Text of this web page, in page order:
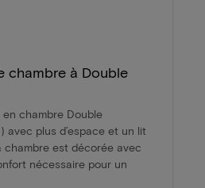
chambre à Double
chambre Double
avec plus d’espace et un lit
chambre est décorée avec
nécessaire pour un